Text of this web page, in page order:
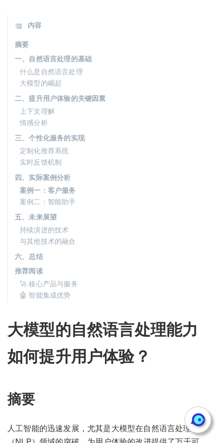
大模型的自然语言处理能力
如何提升用户体验？
摘要
人工智能的迅速发展，尤其是大模型在自然语言处理
内容
摘要
一、自然语言处理的基础
什么是自然语言处理
大模型的崛起
二、提升用户体验的关键因素
上下文理解
情感分析
三、个性化服务的实现
定制化推荐系统
实时反馈机制
四、实际案例分析
案例一：客户服务
案例二：智能助手
五、未来展望
持续演进的技术
与其他技术的融合
六、总结
推荐阅读
🚀 核心产品与服务
🤖 智能集成优势